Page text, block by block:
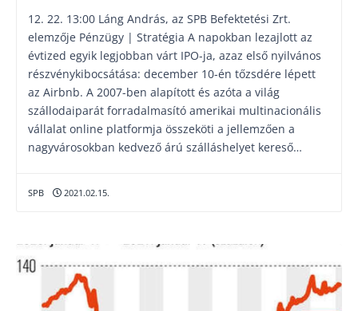
12. 22. 13:00 Láng András, az SPB Befektetési Zrt.
elemzője Pénzügy | Stratégia A napokban lezajlott az
évtized egyik legjobban várt IPO-ja, azaz első nyilvános
részvénykibocsátása: december 10-én tőzsdére lépett
az Airbnb. A 2007-ben alapított és azóta a világ
szállodaiparát forradalmasító amerikai multinacionális
vállalat online platformja összeköti a jellemzően a
nagyvárosokban kedvező árú szálláshelyet kereső…
SPB 2021.02.15.